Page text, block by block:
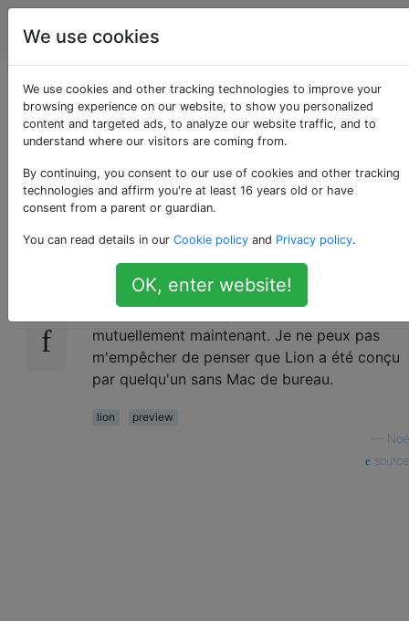
Apple
Affichage continu de
deux pages dans
Lion Preview?
14
Existe-t-il un moyen de récupérer la vue côte
à côte de Snow Leopard avec le défilement
continu? Dans le menu Affichage de Lion
Preview, il semble qu'ils s'excluent
mutuellement maintenant. Je ne peux pas
m'empêcher de penser que Lion a été conçu
par quelqu'un sans Mac de bureau.
lion
preview
Noé
source
We use cookies
We use cookies and other tracking technologies to improve your
browsing experience on our website, to show you personalized
content and targeted ads, to analyze our website traffic, and to
understand where our visitors are coming from.
By continuing, you consent to our use of cookies and other tracking
technologies and affirm you're at least 16 years old or have
consent from a parent or guardian.
You can read details in our Cookie policy and Privacy policy.
OK, enter website!